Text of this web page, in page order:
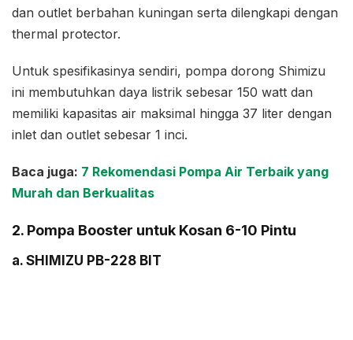
dan outlet berbahan kuningan serta dilengkapi dengan
thermal protector.
Untuk spesifikasinya sendiri, pompa dorong Shimizu
ini membutuhkan daya listrik sebesar 150 watt dan
memiliki kapasitas air maksimal hingga 37 liter dengan
inlet dan outlet sebesar 1 inci.
Baca juga: 7 Rekomendasi Pompa Air Terbaik yang
Murah dan Berkualitas
2. Pompa Booster untuk Kosan 6-10 Pintu
a. SHIMIZU PB-228 BIT